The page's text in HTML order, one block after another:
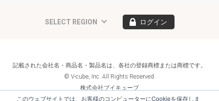
このウェブサイトでは、お客様のコンピューターにCookieを保存しま
SELECT REGION ログイン
記載された会社名・商品名・製品名は、各社の登録商標または商標です。
© V-cube, Inc. All Rights Reserved.
株式会社ブイキューブ
Follow Us